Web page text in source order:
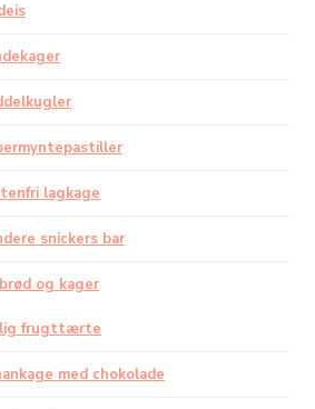
lagkage
snickers bar
og kager
frugttærte
med chokolade